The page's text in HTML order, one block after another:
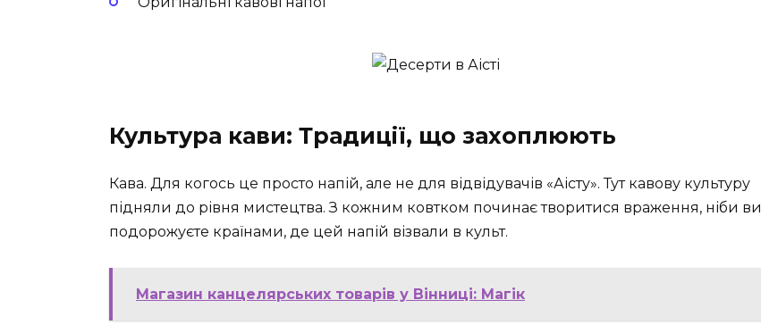
Культура кави: Традиції, що захоплюють
Кава. Для когось це просто напій, але не для відвідувачів «Аісту». Тут кавову культуру
підняли до рівня мистецтва. З кожним ковтком починає творитися враження, ніби ви
подорожуєте країнами, де цей напій візвали в культ.
Магазин канцелярських товарів у Вінниці: Магік